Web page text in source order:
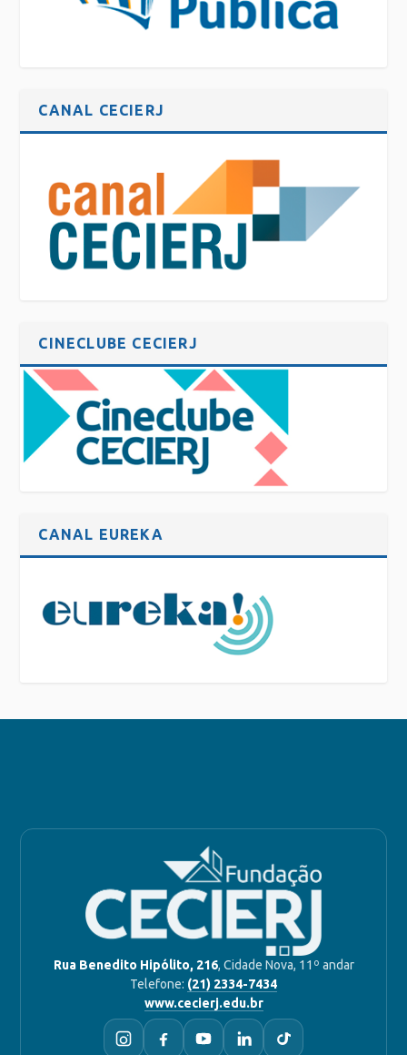
CANAL CECIERJ
CINECLUBE CECIERJ
CANAL EUREKA
Rua Benedito Hipólito, 216, Cidade Nova, 11º andar
Telefone: (21) 2334-7434
www.cecierj.edu.br